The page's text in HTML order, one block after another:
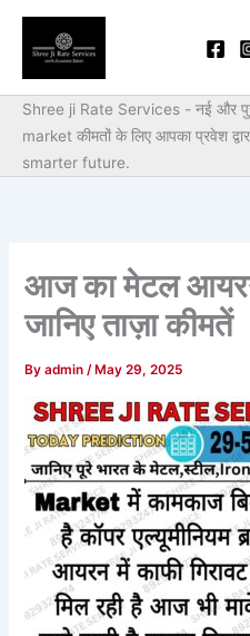
Skip
content
Shree ji Rate Services - नई और
market कीमतों के लिए आपका प्रवेश
smarter future.
आज का मेटल
जानिए ताज़ा कीमतें
Byadmin/ May 29, 2025